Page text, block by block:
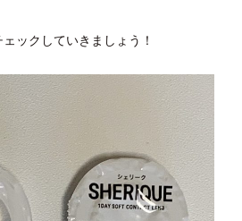
ックしていきましょう！